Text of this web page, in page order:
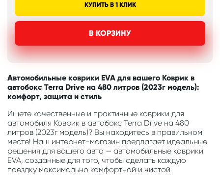
КУПИТЬ В 1 КЛИК
В КОРЗИНУ
Автомобильные коврики EVA для вашего Коврик в
автобокс Terra Drive на 480 литров (2023г модель):
комфорт, защита и стиль
Ищете качественные и практичные коврики для
автомобиля Коврик в автобокс Terra Drive на 480
литров (2023г модель)? Вы находитесь в правильном
месте! Наш интернет-магазин предлагает идеальные
решения для вашего авто — автомобильные коврики
EVA, созданные для того, чтобы сделать каждую
поездку максимально комфортной и чистой.